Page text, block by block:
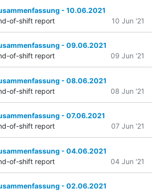
- 10.06.2021
of-shift report
10 Jun '21
- 09.06.2021
of-shift report
09 Jun '21
- 08.06.2021
of-shift report
08 Jun '21
- 07.06.2021
of-shift report
07 Jun '21
- 04.06.2021
of-shift report
04 Jun '21
- 02.06.2021